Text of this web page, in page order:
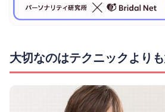
大切なのはテクニックより